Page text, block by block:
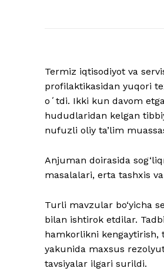
Termiz iqtisodiyot va
profilaktikasidan yuqori
oʻtdi. Ikki kun davom
hududlaridan kelgan
nufuzli oliy ta’lim
Anjuman doirasida
masalalari, erta tashxis
Turli mavzular bo‘yicha
bilan ishtirok etdilar.
hamkorlikni kengaytirish,
yakunida maxsus
tavsiyalar ilgari surildi.